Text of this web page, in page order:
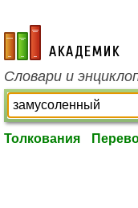
academic.ru
Словари и
Толкования